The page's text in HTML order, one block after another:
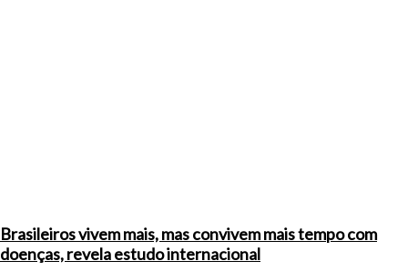
Brasileiros vivem mais, mas convivem mais tempo com
doenças, revela estudo internacional